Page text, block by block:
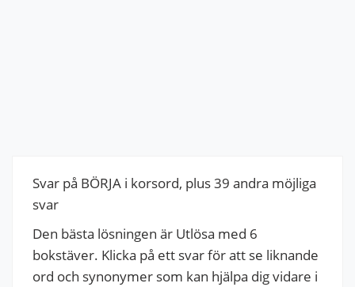
Svar på BÖRJA i korsord, plus 39 andra möjliga
svar
Den bästa lösningen är Utlösa med 6
bokstäver. Klicka på ett svar för att se liknande
ord och synonymer som kan hjälpa dig vidare i